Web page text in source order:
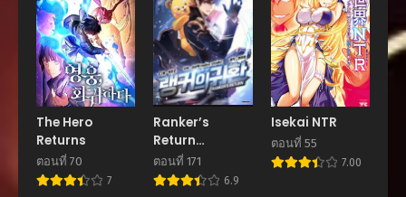
ตอนที่ 18
กันยายน 9, 2025
ตอนที่ 17
กันยายน 9, 2025
ตอนที่ 16
กันยายน 9, 2025
The Hero
Returns
ตอนที่ 70
7
Ranker’s
Return
(Remake)
ตอนที่ 171
6.9
Isekai NTR
ตอนที่ 55
7.00